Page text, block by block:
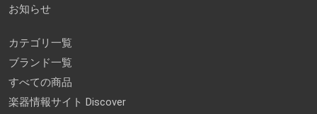
お知らせ
カテゴリ一覧
ブランド一覧
すべての商品
楽器情報サイト Discover